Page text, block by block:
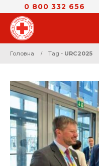
0 800 332 656
Головна Tag - URC2025